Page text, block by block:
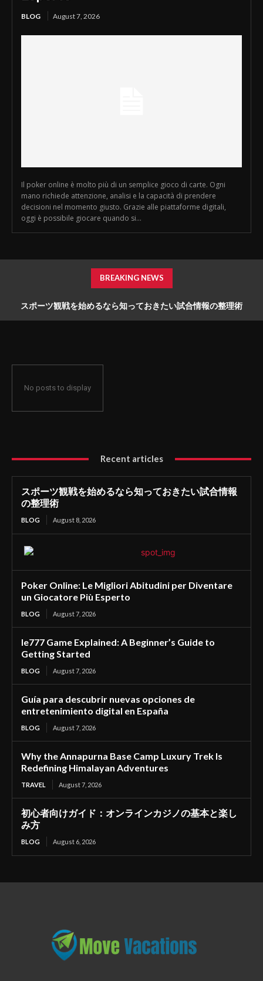
BLOG August 7, 2026
Il poker online è molto più di un semplice gioco di carte. Ogni
mano richiede attenzione, analisi e la capacità di prendere
decisioni nel momento giusto. Grazie alle piattaforme digitali,
oggi è possibile giocare quando si...
BREAKING NEWS
スポーツ観戦を始めるなら知っておきたい試合情報の整理術
No posts to display
Recent articles
スポーツ観戦を始めるなら知っておきたい試合情報
の整理術
BLOG August 8, 2026
Poker Online: Le Migliori Abitudini per Diventare
un Giocatore Più Esperto
BLOG August 7, 2026
Ie777 Game Explained: A Beginner’s Guide to
Getting Started
BLOG August 7, 2026
Guía para descubrir nuevas opciones de
entretenimiento digital en España
BLOG August 7, 2026
Why the Annapurna Base Camp Luxury Trek Is
Redefining Himalayan Adventures
TRAVEL August 7, 2026
初心者向けガイド：オンラインカジノの基本と楽し
み方
BLOG August 6, 2026